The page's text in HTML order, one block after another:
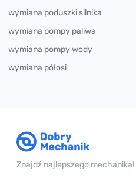
wymiana poduszki silnika
wymiana pompy paliwa
wymiana pompy wody
wymiana półosi
Znajdź najlepszego mechanika!